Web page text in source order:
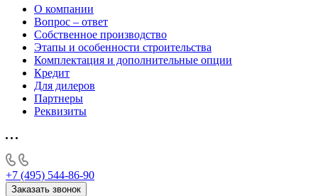
О компании
Вопрос – ответ
Собственное производство
Этапы и особенности строительства
Комплектация и дополнительные опции
Кредит
Для дилеров
Партнеры
Реквизиты
+7 (495) 544-86-90
Заказать звонок